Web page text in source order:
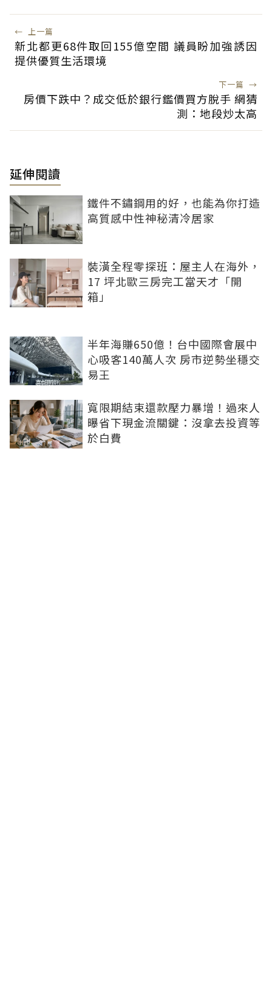
← 上一篇
新北都更68件取回155億空間 議員盼加強誘因
提供優質生活環境
下一篇 →
房價下跌中？成交低於銀行鑑價買方脫手 網猜
測：地段炒太高
延伸閱讀
鐵件不鏽鋼用的好，也能為你打造
高質感中性神秘清冷居家
裝潢全程零探班：屋主人在海外，
17 坪北歐三房完工當天才「開
箱」
半年海賺650億！台中國際會展中
心吸客140萬人次 房市逆勢坐穩交
易王
寬限期結束還款壓力暴增！過來人
曝省下現金流關鍵：沒拿去投資等
於白費